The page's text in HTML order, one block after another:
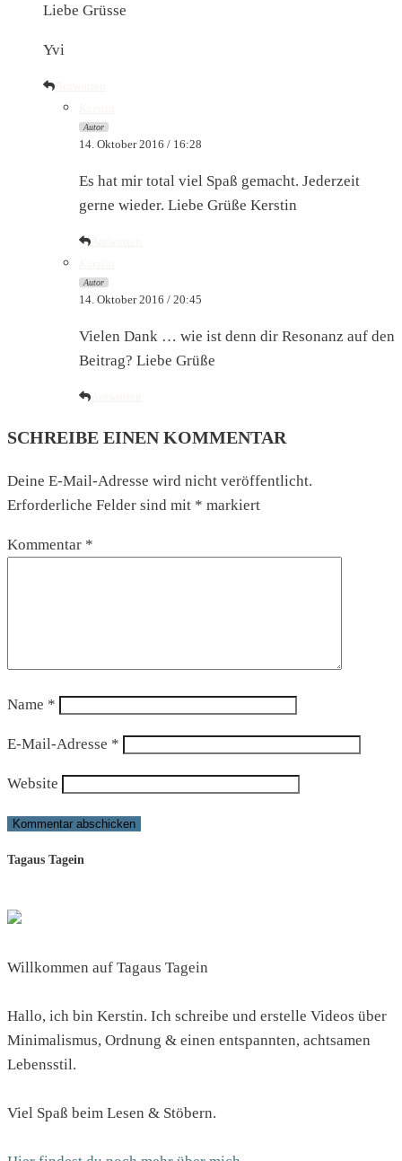
Liebe Grüsse
Yvi
Autor
14. Oktober 2016 / 16:28
Es hat mir total viel Spaß gemacht. Jederzeit
gerne wieder. Liebe Grüße Kerstin
Autor
14. Oktober 2016 / 20:45
Vielen Dank … wie ist denn dir Resonanz auf den
Beitrag? Liebe Grüße
SCHREIBE EINEN KOMMENTAR
Deine E-Mail-Adresse wird nicht veröffentlicht.
Erforderliche Felder sind mit * markiert
Kommentar *
Name *
E-Mail-Adresse *
Website
Tagaus Tagein
Willkommen auf Tagaus Tagein
Hallo, ich bin Kerstin. Ich schreibe und erstelle Videos über
Minimalismus, Ordnung & einen entspannten, achtsamen
Lebensstil.
Viel Spaß beim Lesen & Stöbern.